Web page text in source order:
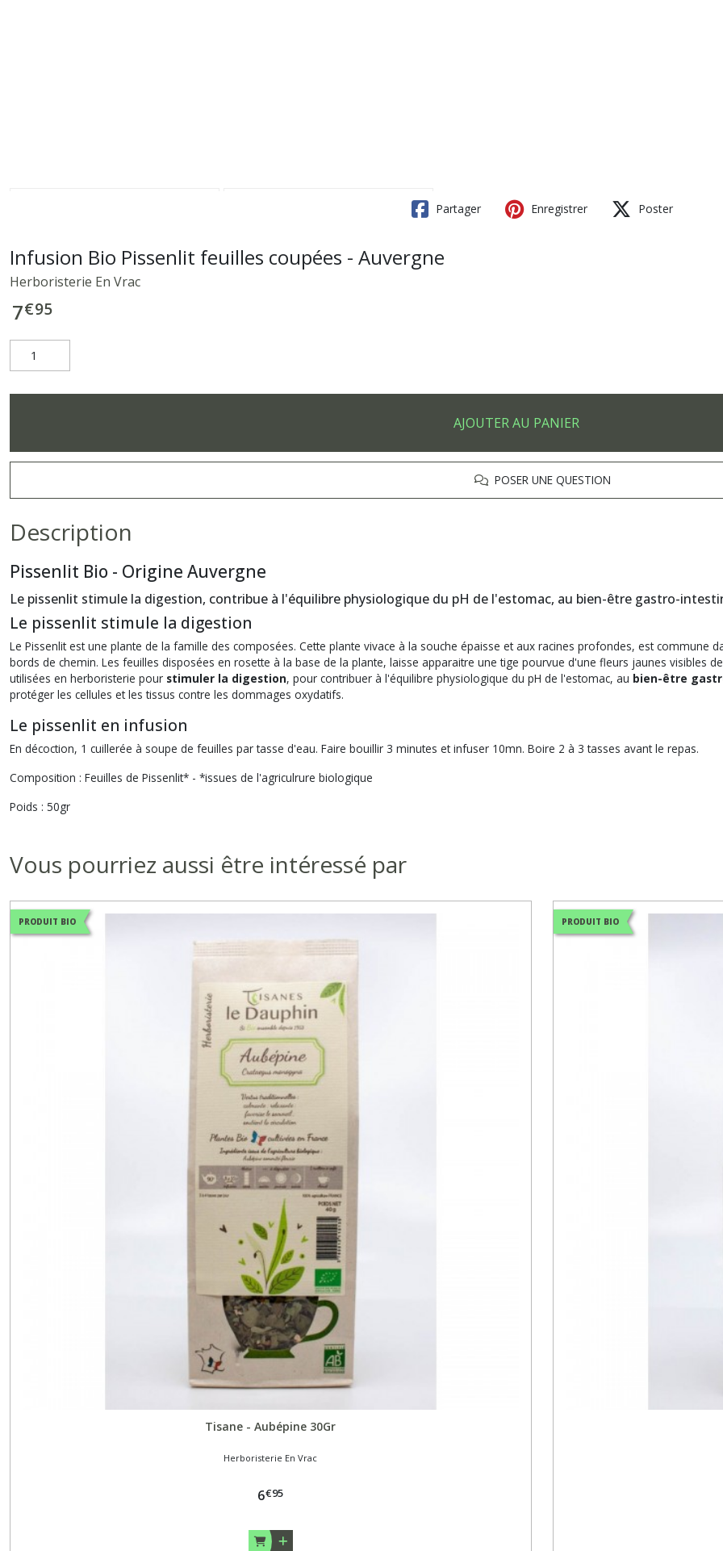
Partager Enregistrer Poster
Infusion Bio Pissenlit feuilles coupées - Auvergne
Herboristerie En Vrac
7€95
AJOUTER AU PANIER
POSER UNE QUESTION
Description
Pissenlit Bio - Origine Auvergne
Le pissenlit stimule la digestion, contribue à l'équilibre physiologique du pH de l'estomac, au bien-être gastro-
Le pissenlit stimule la digestion
Le Pissenlit est une plante de la famille des composées. Cette plante vivace à la souche épaisse et aux racines profondes, est commune
bords de chemin. Les feuilles disposées en rosette à la base de la plante, laisse apparaitre une tige pourvue d'une fleurs jaunes visibles
utilisées en herboristerie pour stimuler la digestion, pour contribuer à l'équilibre physiologique du pH de l'estomac, au bien-être
protéger les cellules et les tissus contre les dommages oxydatifs.
Le pissenlit en infusion
En décoction, 1 cuillerée à soupe de feuilles par tasse d'eau. Faire bouillir 3 minutes et infuser 10mn. Boire 2 à 3 tasses avant le repas.
Composition : Feuilles de Pissenlit* - *issues de l'agriculrure biologique
Poids : 50gr
Vous pourriez aussi être intéressé par
PRODUIT BIO
Tisane - Aubépine 30Gr
Herboristerie En Vrac
6€95
PRODUIT BIO